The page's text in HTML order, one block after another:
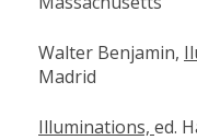
Walter Benjamin,
Madrid
Illuminations, ed.